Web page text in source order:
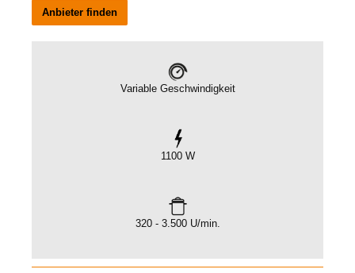
Anbieter finden
Variable Geschwindigkeit
1100 W
320 - 3.500 U/min.